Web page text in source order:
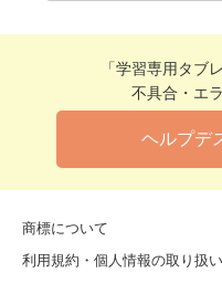
「学習専用タブ
不具合・エ
ヘルプデ
商標について
利用規約・個人情報の取り扱